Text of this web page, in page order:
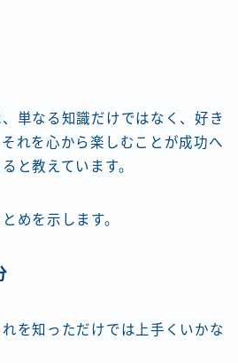
単なる知識だけではなく、好き
れを心から楽しむことが成功へ
と教えています。
めを示します。
を知っただけでは上手くいかな